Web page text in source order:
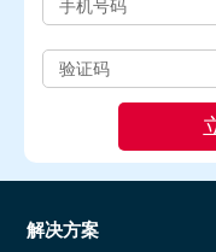
解决方案